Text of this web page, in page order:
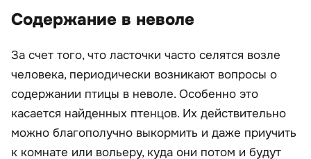
Содержание в неволе
За счет того, что ласточки часто селятся возле
человека, периодически возникают вопросы о
содержании птицы в неволе. Особенно это
касается найденных птенцов. Их действительно
можно благополучно выкормить и даже приучить
к комнате или вольеру, куда они потом и будут